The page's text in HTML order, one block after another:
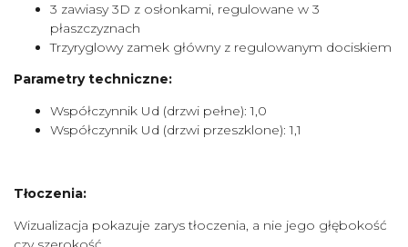
3 zawiasy 3D z osłonkami, regulowane w 3
płaszczyznach
Trzyryglowy zamek główny z regulowanym dociskiem
Parametry techniczne:
Współczynnik Ud (drzwi pełne): 1,0
Współczynnik Ud (drzwi przeszklone): 1,1
Tłoczenia:
Wizualizacja pokazuje zarys tłoczenia, a nie jego głębokość